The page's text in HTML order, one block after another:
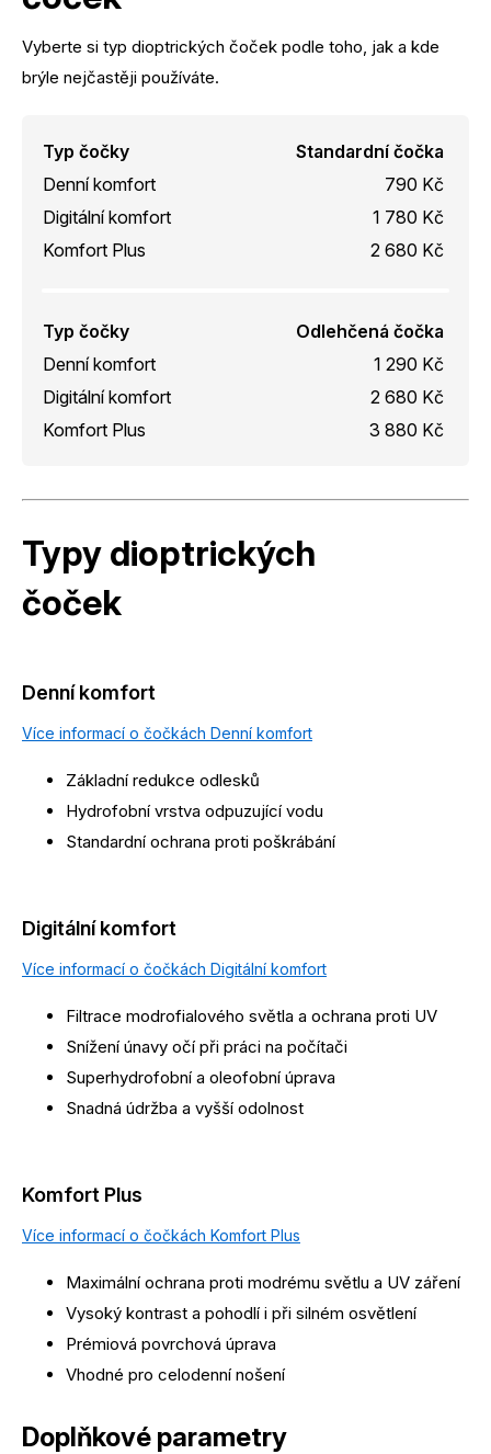
Vyberte si typ dioptrických čoček podle toho, jak a kde
brýle nejčastěji používáte.
Typ čočky
Standardní čočka
Denní komfort
790 Kč
Digitální komfort
1 780 Kč
Komfort Plus
2 680 Kč
Typ čočky
Odlehčená čočka
Denní komfort
1 290 Kč
Digitální komfort
2 680 Kč
Komfort Plus
3 880 Kč
Typy dioptrických
čoček
Denní komfort
Více informací o čočkách Denní komfort
Základní redukce odlesků
Hydrofobní vrstva odpuzující vodu
Standardní ochrana proti poškrábání
Digitální komfort
Více informací o čočkách Digitální komfort
Filtrace modrofialového světla a ochrana proti UV
Snížení únavy očí při práci na počítači
Superhydrofobní a oleofobní úprava
Snadná údržba a vyšší odolnost
Komfort Plus
Více informací o čočkách Komfort Plus
Maximální ochrana proti modrému světlu a UV záření
Vysoký kontrast a pohodlí i při silném osvětlení
Prémiová povrchová úprava
Vhodné pro celodenní nošení
Doplňkové parametry